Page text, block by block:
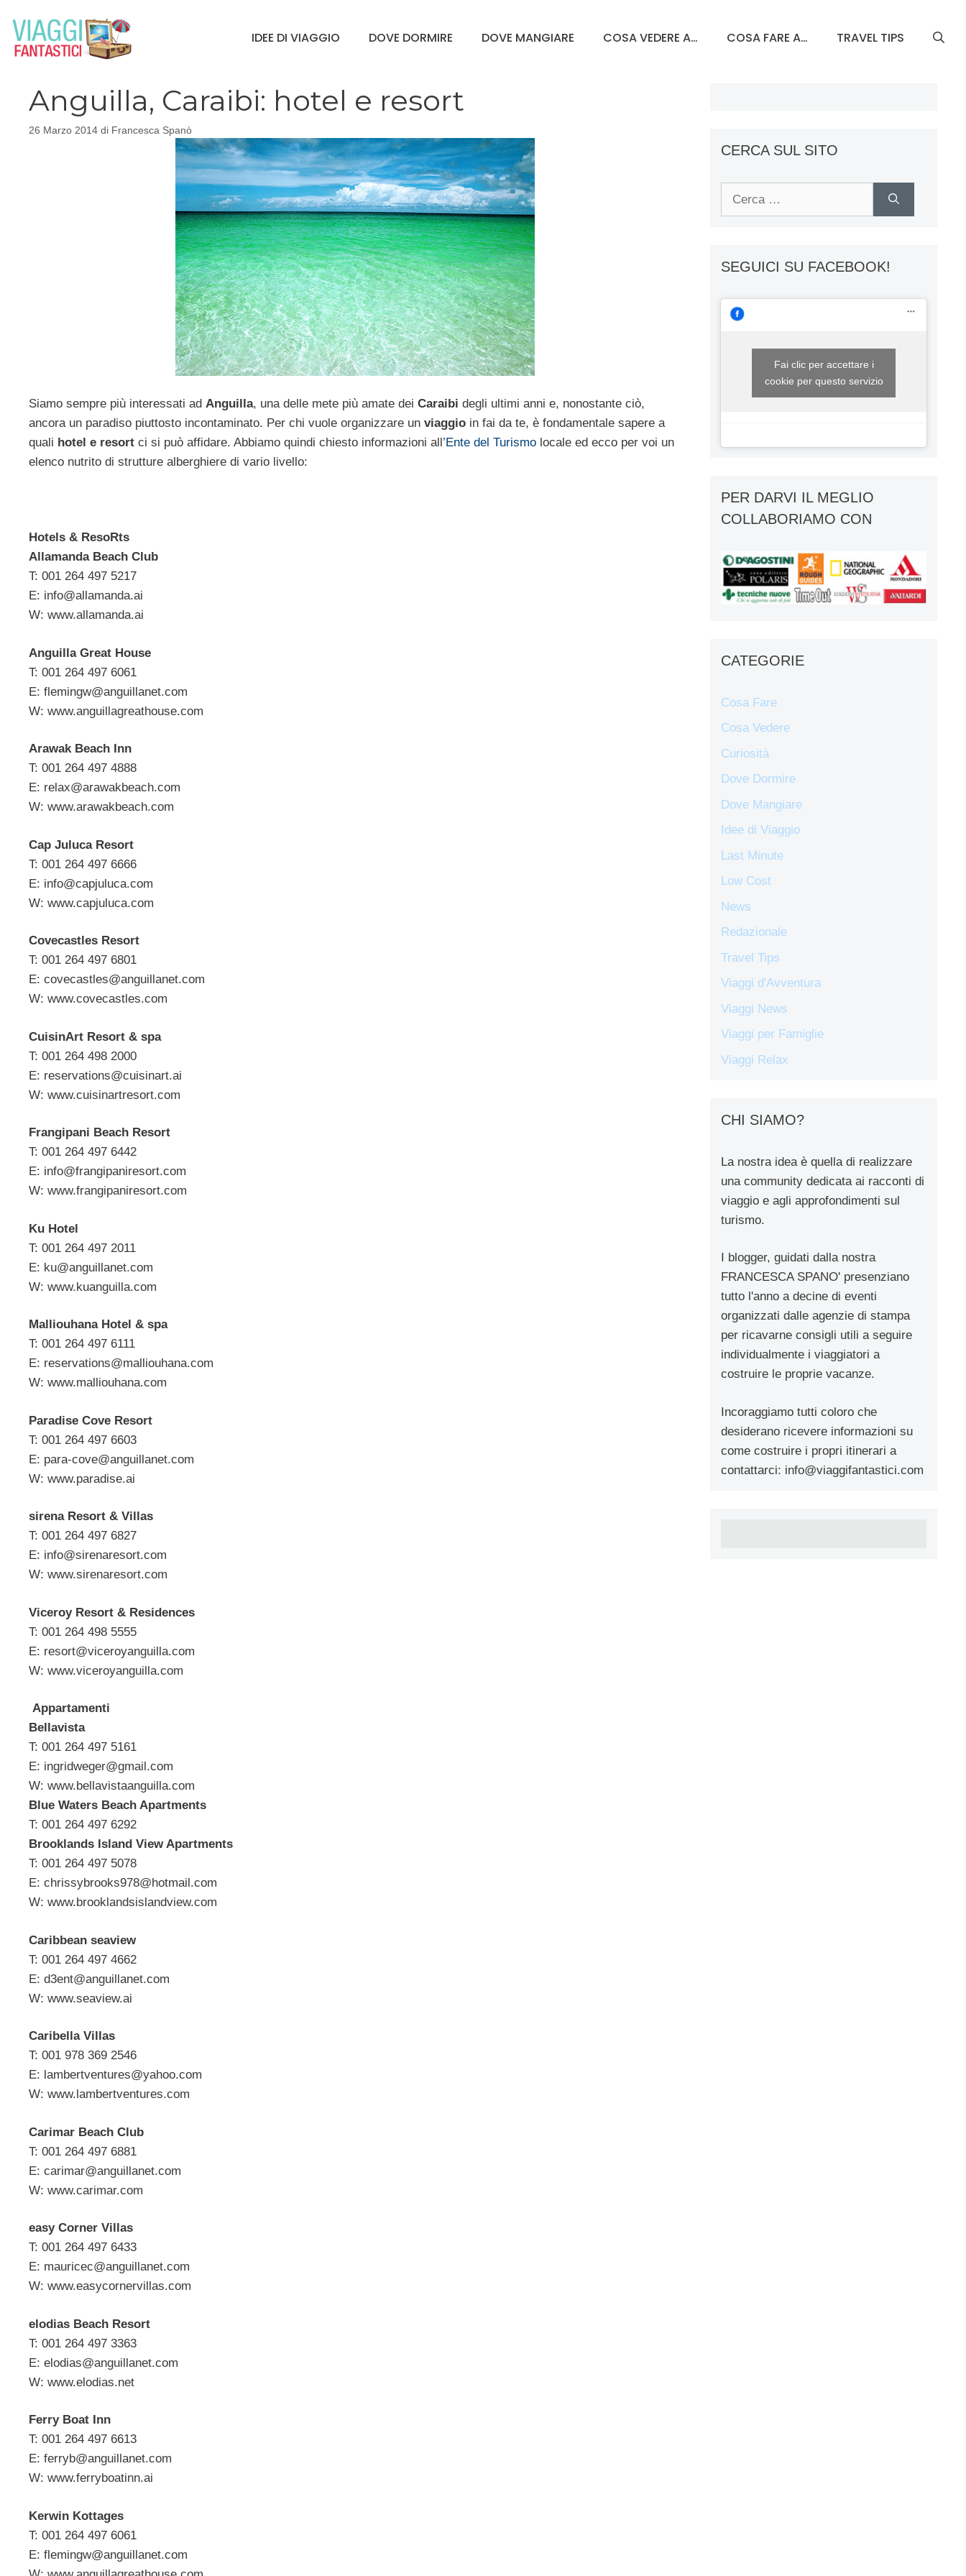
contenuto
IDEE DI VIAGGIO DOVE DORMIRE DOVE MANGIARE COSA VEDERE A… COSA FARE A… TRAVEL TIPS
Anguilla, Caraibi: hotel e resort
26 Marzo 2014 di Francesca Spanò
Siamo sempre più interessati ad Anguilla, una delle mete più amate dei Caraibi degli ultimi anni e, nonostante ciò,
ancora un paradiso piuttosto incontaminato. Per chi vuole organizzare un viaggio in fai da te, è fondamentale sapere a
quali hotel e resort ci si può affidare. Abbiamo quindi chiesto informazioni all’ Ente del Turismo locale ed ecco per voi un
elenco nutrito di strutture alberghiere di vario livello:
Hotels & ResoRts
Allamanda Beach Club
T: 001 264 497 5217
E: info@allamanda.ai
W: www.allamanda.ai
Anguilla Great House
T: 001 264 497 6061
E: flemingw@anguillanet.com
W: www.anguillagreathouse.com
Arawak Beach Inn
T: 001 264 497 4888
E: relax@arawakbeach.com
W: www.arawakbeach.com
Cap Juluca Resort
T: 001 264 497 6666
E: info@capjuluca.com
W: www.capjuluca.com
Covecastles Resort
T: 001 264 497 6801
E: covecastles@anguillanet.com
W: www.covecastles.com
CuisinArt Resort & spa
T: 001 264 498 2000
E: reservations@cuisinart.ai
W: www.cuisinartresort.com
Frangipani Beach Resort
T: 001 264 497 6442
E: info@frangipaniresort.com
W: www.frangipaniresort.com
Ku Hotel
T: 001 264 497 2011
E: ku@anguillanet.com
W: www.kuanguilla.com
Malliouhana Hotel & spa
T: 001 264 497 6111
E: reservations@malliouhana.com
W: www.malliouhana.com
Paradise Cove Resort
T: 001 264 497 6603
E: para-cove@anguillanet.com
W: www.paradise.ai
sirena Resort & Villas
T: 001 264 497 6827
E: info@sirenaresort.com
W: www.sirenaresort.com
Viceroy Resort & Residences
T: 001 264 498 5555
E: resort@viceroyanguilla.com
W: www.viceroyanguilla.com
Appartamenti
Bellavista
T: 001 264 497 5161
E: ingridweger@gmail.com
W: www.bellavistaanguilla.com
Blue Waters Beach Apartments
T: 001 264 497 6292
Brooklands Island View Apartments
T: 001 264 497 5078
E: chrissybrooks978@hotmail.com
W: www.brooklandsislandview.com
Caribbean seaview
T: 001 264 497 4662
E: d3ent@anguillanet.com
W: www.seaview.ai
Caribella Villas
T: 001 978 369 2546
E: lambertventures@yahoo.com
W: www.lambertventures.com
Carimar Beach Club
T: 001 264 497 6881
E: carimar@anguillanet.com
W: www.carimar.com
easy Corner Villas
T: 001 264 497 6433
E: mauricec@anguillanet.com
W: www.easycornervillas.com
elodias Beach Resort
T: 001 264 497 3363
E: elodias@anguillanet.com
W: www.elodias.net
Ferry Boat Inn
T: 001 264 497 6613
E: ferryb@anguillanet.com
W: www.ferryboatinn.ai
Kerwin Kottages
T: 001 264 497 6061
E: flemingw@anguillanet.com
CERCA SUL SITO
SEGUICI SU FACEBOOK!
Fai clic per accettare i
cookie per questo servizio
PER DARVI IL MEGLIO
COLLABORIAMO CON
CATEGORIE
Cosa Fare
Cosa Vedere
Curiosità
Dove Dormire
Dove Mangiare
Idee di Viaggio
Last Minute
Low Cost
News
Redazionale
Travel Tips
Viaggi d'Avventura
Viaggi News
Viaggi per Famiglie
Viaggi Relax
CHI SIAMO?
La nostra idea è quella di realizzare
una community dedicata ai racconti di
viaggio e agli approfondimenti sul
turismo.
I blogger, guidati dalla nostra
FRANCESCA SPANO' presenziano
tutto l'anno a decine di eventi
organizzati dalle agenzie di stampa
per ricavarne consigli utili a seguire
individualmente i viaggiatori a
costruire le proprie vacanze.
Incoraggiamo tutti coloro che
desiderano ricevere informazioni su
come costruire i propri itinerari a
contattarci: info@viaggifantastici.com